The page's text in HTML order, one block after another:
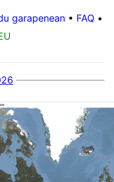
garapenean • FAQ •